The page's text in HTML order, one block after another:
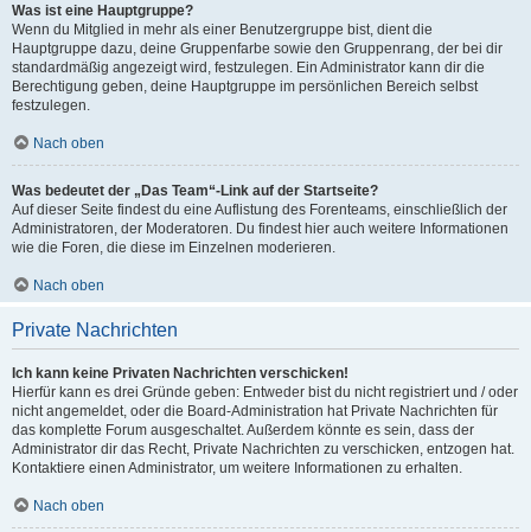
Was ist eine Hauptgruppe?
Wenn du Mitglied in mehr als einer Benutzergruppe bist, dient die
Hauptgruppe dazu, deine Gruppenfarbe sowie den Gruppenrang, der bei dir
standardmäßig angezeigt wird, festzulegen. Ein Administrator kann dir die
Berechtigung geben, deine Hauptgruppe im persönlichen Bereich selbst
festzulegen.
Nach oben
Was bedeutet der „Das Team“-Link auf der Startseite?
Auf dieser Seite findest du eine Auflistung des Forenteams, einschließlich der
Administratoren, der Moderatoren. Du findest hier auch weitere Informationen
wie die Foren, die diese im Einzelnen moderieren.
Nach oben
Private Nachrichten
Ich kann keine Privaten Nachrichten verschicken!
Hierfür kann es drei Gründe geben: Entweder bist du nicht registriert und / oder
nicht angemeldet, oder die Board-Administration hat Private Nachrichten für
das komplette Forum ausgeschaltet. Außerdem könnte es sein, dass der
Administrator dir das Recht, Private Nachrichten zu verschicken, entzogen hat.
Kontaktiere einen Administrator, um weitere Informationen zu erhalten.
Nach oben